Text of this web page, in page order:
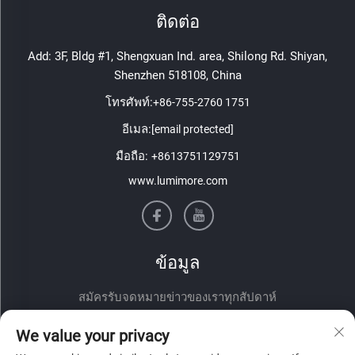
ติดต่อ
Add: 3F, Bldg #1, Shengxuan Ind. area, Shilong Rd. Shiyan,
Shenzhen 518108, China
โทรศัพท์:+86-755-2760 1751
อีเมล:[email protected]
มือถือ: +8613751129751
www.lumimore.com
ข้อมูล
สมัครรับจดหมายข่าวของเราทุกสัปดาห์
We value your privacy